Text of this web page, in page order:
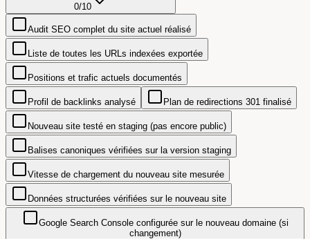
0/10
Audit SEO complet du site actuel réalisé
Liste de toutes les URLs indexées exportée
Positions et trafic actuels documentés
Profil de backlinks analysé Plan de redirections 301 finalisé
Nouveau site testé en staging (pas encore public)
Balises canoniques vérifiées sur la version staging
Vitesse de chargement du nouveau site mesurée
Données structurées vérifiées sur le nouveau site
Google Search Console configurée sur le nouveau domaine (si
changement)